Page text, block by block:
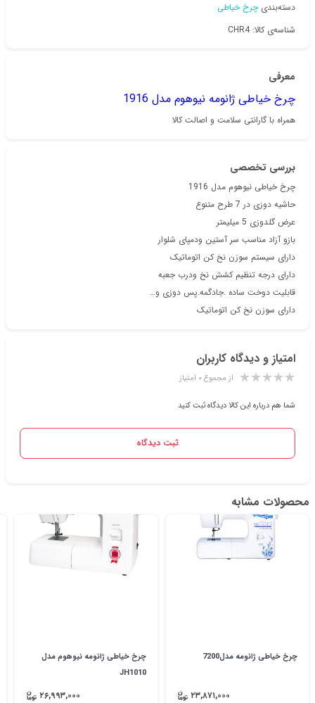
دسته‌بندی چرخ خیاطی
شناسه‌ی کالا: CHR4
معرفی
چرخ خیاطی ژانومه نیوهوم مدل 1916
همراه با گارانتی سلامت و اصالت کالا
بررسی تخصصی
چرخ خیاطی نیوهوم مدل 1916
حاشیه دوزی در 7 طرح متنوع
عرض گلدوزی 5 میلیمتر
بازو آزاد مناسب سر آستین ودمپای شلوار
دارای سیستم سوزن نخ کن اتوماتیک
دارای درجه تنظیم کشش نخ ودرب جعبه
قابلیت دوخت ساده .جادگمه.پس دوزی و…
دارای سوزن نخ کن اتوماتیک
امتیاز و دیدگاه کاربران
از مجموع ۰ امتیاز
شما هم درباره این کالا دیدگاه ثبت کنید
ثبت دیدگاه
محصولات مشابه
چرخ خیاطی ژانومه مدل7200
۲۳,۸۷۱,۰۰۰
چرخ خیاطی ژانومه نیوهوم مدل
JH1010
۲۶,۹۹۳,۰۰۰